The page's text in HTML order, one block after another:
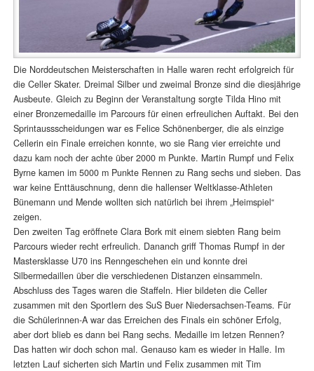
Die Norddeutschen Meisterschaften in Halle waren recht erfolgreich für
die Celler Skater. Dreimal Silber und zweimal Bronze sind die diesjährige
Ausbeute. Gleich zu Beginn der Veranstaltung sorgte Tilda Hino mit
einer Bronzemedaille im Parcours für einen erfreulichen Auftakt. Bei den
Sprintaussscheidungen war es Felice Schönenberger, die als einzige
Cellerin ein Finale erreichen konnte, wo sie Rang vier erreichte und
dazu kam noch der achte über 2000 m Punkte. Martin Rumpf und Felix
Byrne kamen im 5000 m Punkte Rennen zu Rang sechs und sieben. Das
war keine Enttäuschnung, denn die hallenser Weltklasse-Athleten
Bünemann und Mende wollten sich natürlich bei ihrem „Heimspiel“
zeigen.
Den zweiten Tag eröffnete Clara Bork mit einem siebten Rang beim
Parcours wieder recht erfreulich. Dananch griff Thomas Rumpf in der
Mastersklasse U70 ins Renngeschehen ein und konnte drei
Silbermedaillen über die verschiedenen Distanzen einsammeln.
Abschluss des Tages waren die Staffeln. Hier bildeten die Celler
zusammen mit den Sportlern des SuS Buer Niedersachsen-Teams. Für
die Schülerinnen-A war das Erreichen des Finals ein schöner Erfolg,
aber dort blieb es dann bei Rang sechs. Medaille im letzen Rennen?
Das hatten wir doch schon mal. Genauso kam es wieder in Halle. Im
letzten Lauf sicherten sich Martin und Felix zusammen mit Tim